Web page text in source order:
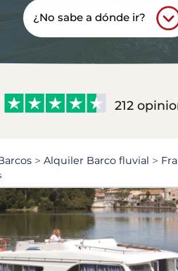
¿No sabe a dónde ir?
212
Alquiler Barco fluvial